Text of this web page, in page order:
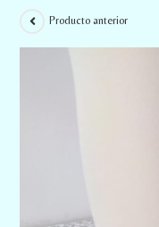
Producto anterior